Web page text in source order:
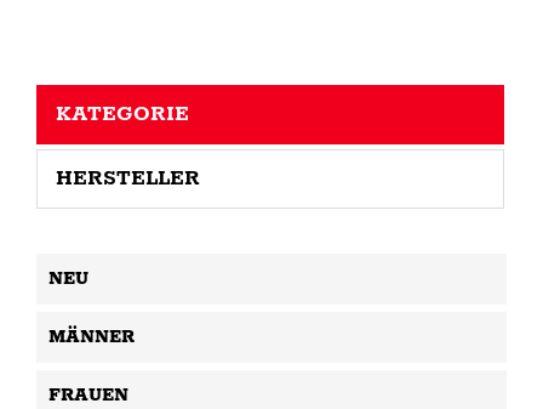
KATEGORIE
HERSTELLER
NEU
MÄNNER
FRAUEN